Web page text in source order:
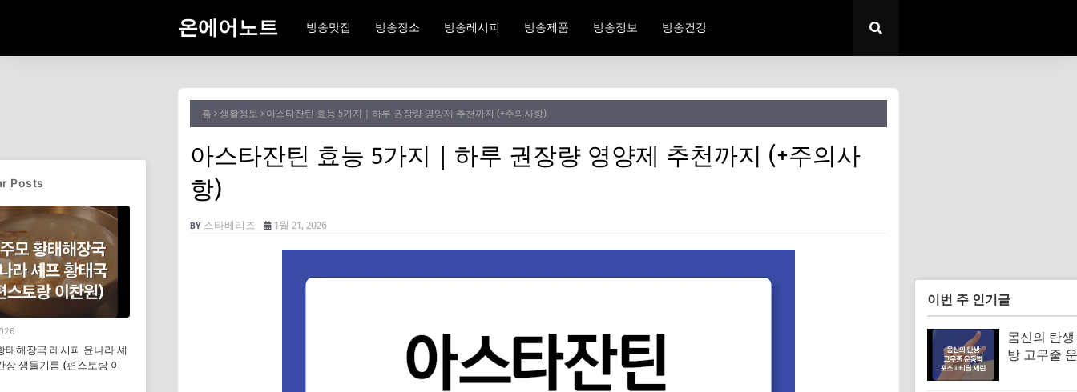
온에어노트 방송맛집 방송장소 방송레시피 방송제품 방송정보 방송건강
홈 생활정보 아스타잔틴 효능 5가지｜하루 권장량 영양제 추천까지 (+주의사항)
아스타잔틴 효능 5가지｜하루 권장량 영양제 추천까지 (+주의사
항)
스타베리즈 1월 21, 2026
이번 주 인기글
몸신의 탄
방 고무줄
Posts
태해장국 레시피 윤나라 셰
장 생들기름 (편스토랑 이